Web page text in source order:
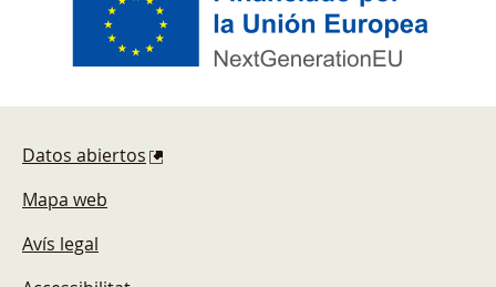
Datos abiertos
Mapa web
Avís legal